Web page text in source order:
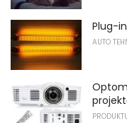
Plug-
AUTO